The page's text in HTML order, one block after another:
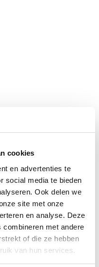
cookies
en advertenties te
social media te bieden
Ook delen we
site met onze
en analyse. Deze
combineren met andere
of die ze hebben
van hun services.
en België staan wij
reisadviseurs van
altijd voor uw vakantie
advies • Maatwerk •